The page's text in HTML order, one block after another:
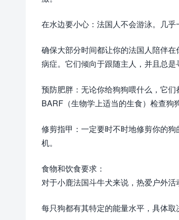
在水边要小心：法国人不会游泳。几乎
确保大部分时间都让你的法国人陪伴
病症。它们倾向于跟随主人，并且总是
预防肥胖：无论你给狗狗喂什么，它
BARF（生物学上适当的生食）检查狗
修剪指甲：一定要时不时地修剪你的
机。
食物和饮食要求：
对于小鹿法国斗牛犬来说，热爱户外活
每只狗都有其特定的能量水平，具体取